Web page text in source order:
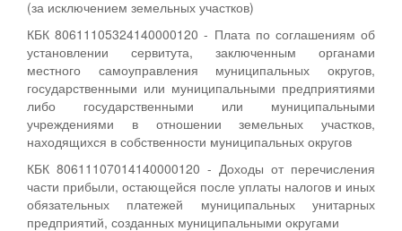
(за исключением земельных участков)
КБК 80611105324140000120 - Плата по соглашениям об
установлении сервитута, заключенным органами
местного самоуправления муниципальных округов,
государственными или муниципальными предприятиями
либо государственными или муниципальными
учреждениями в отношении земельных участков,
находящихся в собственности муниципальных округов
КБК 80611107014140000120 - Доходы от перечисления
части прибыли, остающейся после уплаты налогов и иных
обязательных платежей муниципальных унитарных
предприятий, созданных муниципальными округами